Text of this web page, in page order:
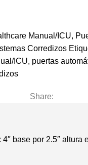
Manual/ICU,
Corredizos
ICU, puertas
Share:
4″ base por 2.5″ altura